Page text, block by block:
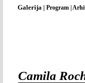
Galerija | Program |
Camila